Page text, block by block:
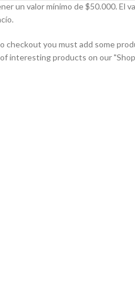
un valor mínimo de$50.000. El
checkout you must add some
interesting products on our